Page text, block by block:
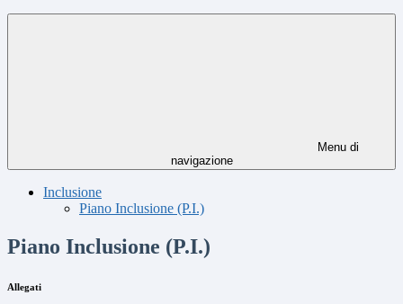
Menu di
navigazione
Inclusione
Piano Inclusione (P.I.)
Piano Inclusione (P.I.)
Allegati